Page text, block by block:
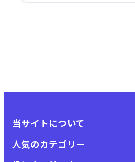
当サイトについて
人気のカテゴリー